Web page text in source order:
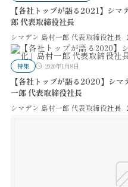
【各社トップが語る2021】シ
郎 代表取締役社長
シマデン 島村一郎 代表取締役社
特集 2020年1月8日
【各社トップが語る2020】シ
一郎 代表取締役社長
シマデン 島村一郎 代表取締役社